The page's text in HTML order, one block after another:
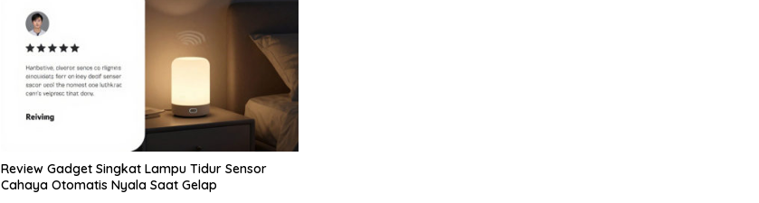
Review Gadget Singkat Lampu Tidur Sensor
Cahaya Otomatis Nyala Saat Gelap